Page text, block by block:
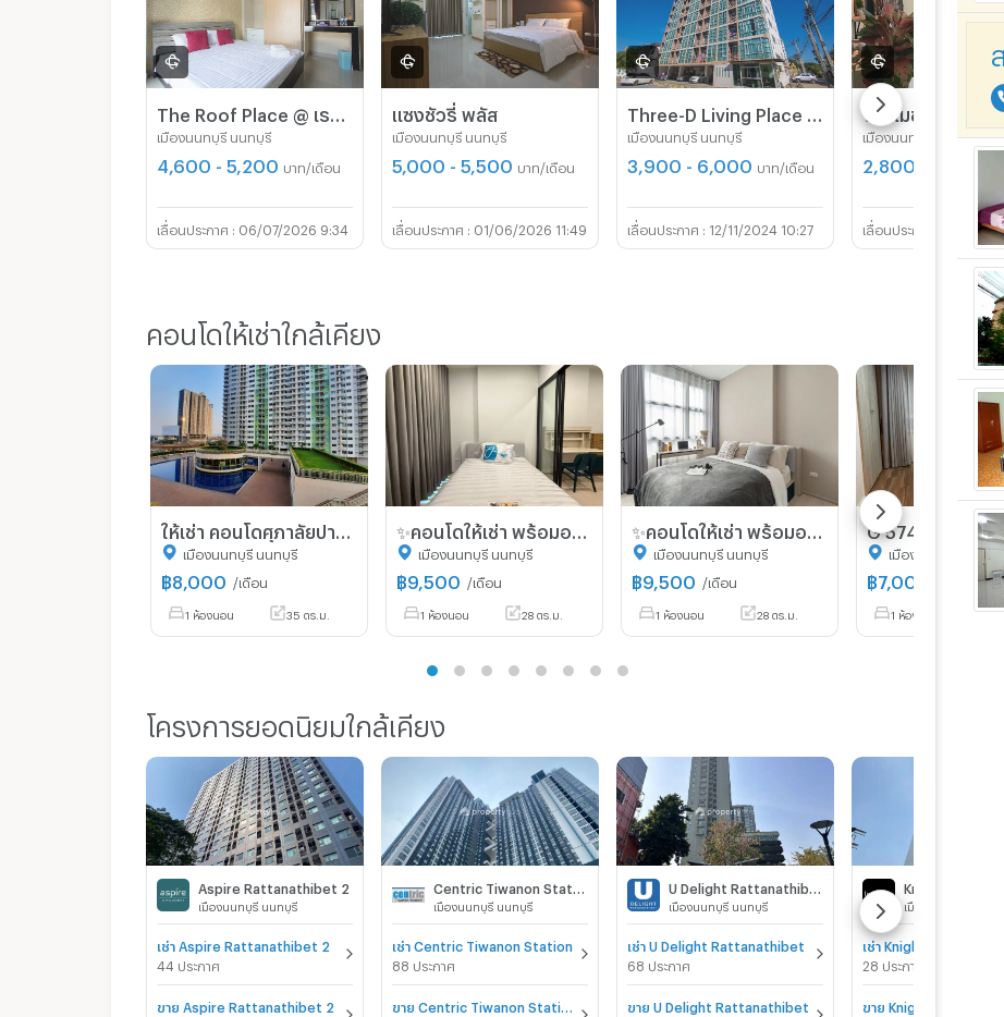
เมืองนนทบุรี นนทบุรี
4,600 - 5,200 บาท/เดือน
06/07/2026 9:34
แซงชัวรี่ พลัส
เมืองนนทบุรี นนทบุรี
5,000 - 5,500 บาท/เดือน
01/06/2026 11:49
เมืองนนทบุรี นนทบุรี
3,900 - 6,000 บาท/เดือน
12/11/2024 10:27
เมืองนนทบุรี นนทบุรี
2,800 - 5,200
24/06/
คอนโดให้เช่าใกล้เคียง
เมืองนนทบุรี นนทบุรี
฿8,000 /เดือน
1 ห้องนอน 35 ตร.ม.
เมืองนนทบุรี นนทบุรี
฿9,500 /เดือน
1 ห้องนอน 28 ตร.ม.
เมืองนนทบุรี นนทบุรี
฿9,500 /เดือน
1 ห้องนอน 28 ตร.ม.
เมืองนนทบุรี นนทบุรี
฿7,000
1 ห้องนอน
โครงการยอดนิยมใกล้เคียง
Aspire Rattanathibet 2
เมืองนนทบุรี นนทบุรี
เช่า Aspire Rattanathibet 2
44 ประกาศ
ขาย Aspire Rattanathibet 2
เมืองนนทบุรี นนทบุรี
เช่า Centric Tiwanon Station
88 ประกาศ
เมืองนนทบุรี นนทบุรี
เช่า U Delight Rattanathibet
68 ประกาศ
ขาย U Delight Rattanathibet
เมืองนนทบุรี นนทบุรี
28 ประกาศ